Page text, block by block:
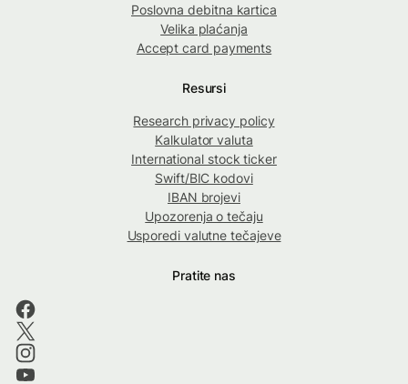
Poslovna debitna kartica
Velika plaćanja
Accept card payments
Resursi
Research privacy policy
Kalkulator valuta
International stock ticker
Swift/BIC kodovi
IBAN brojevi
Upozorenja o tečaju
Usporedi valutne tečajeve
Pratite nas